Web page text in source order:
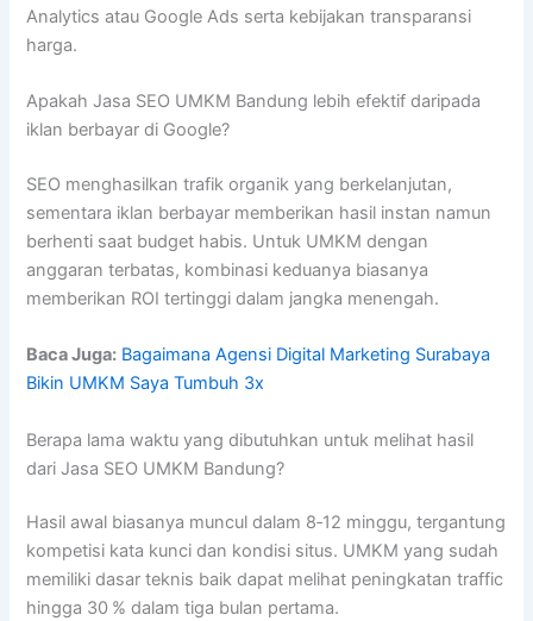
Analytics atau Google Ads serta kebijakan transparansi
harga.
Apakah Jasa SEO UMKM Bandung lebih efektif daripada
iklan berbayar di Google?
SEO menghasilkan trafik organik yang berkelanjutan,
sementara iklan berbayar memberikan hasil instan namun
berhenti saat budget habis. Untuk UMKM dengan
anggaran terbatas, kombinasi keduanya biasanya
memberikan ROI tertinggi dalam jangka menengah.
Baca Juga: Bagaimana Agensi Digital Marketing Surabaya
Bikin UMKM Saya Tumbuh 3x
Berapa lama waktu yang dibutuhkan untuk melihat hasil
dari Jasa SEO UMKM Bandung?
Hasil awal biasanya muncul dalam 8‑12 minggu, tergantung
kompetisi kata kunci dan kondisi situs. UMKM yang sudah
memiliki dasar teknis baik dapat melihat peningkatan traffic
hingga 30 % dalam tiga bulan pertama.